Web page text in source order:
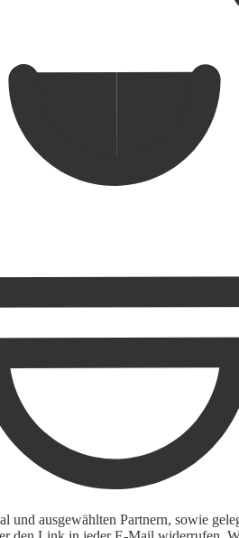
und ausgewählten Partnern, sowie